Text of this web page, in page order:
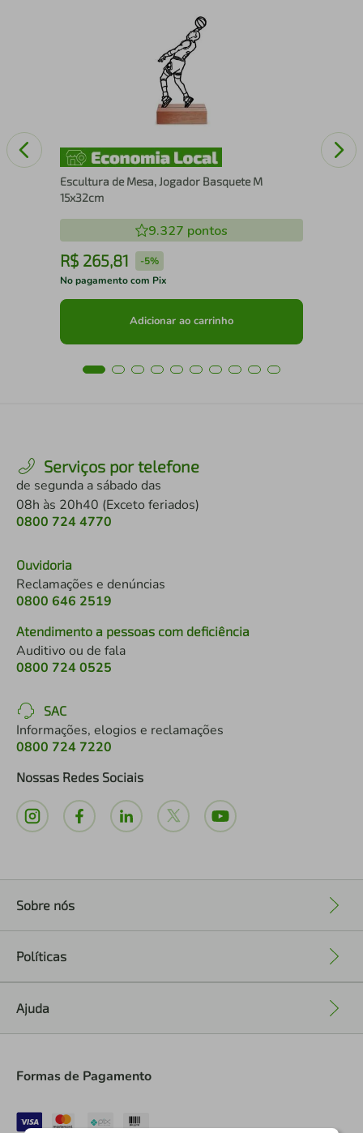
Escultura de Mesa, Jogador Basquete M
15x32cm
9.327 pontos
R$ 265,81 -5%
No pagamento com Pix
Adicionar ao carrinho
Serviços por telefone
de segunda a sábado das
08h às 20h40 (Exceto feriados)
0800 724 4770
Ouvidoria
Reclamações e denúncias
0800 646 2519
Atendimento a pessoas com deficiência
Auditivo ou de fala
0800 724 0525
SAC
Informações, elogios e reclamações
0800 724 7220
Nossas Redes Sociais
Sobre nós
Políticas
Ajuda
Formas de Pagamento